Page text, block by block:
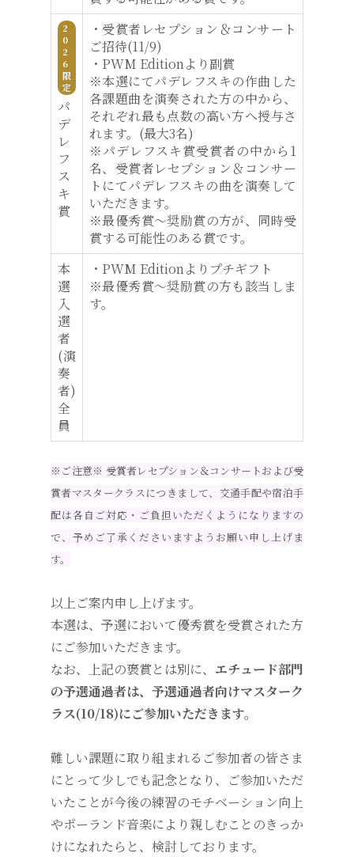
2
0
2
6
限
定
パ
デ
レ
フ
ス
キ
賞
・受賞者レセプション＆コンサート
ご招待(11/9)
・PWM Editionより副賞
※本選にてパデレフスキの作曲した
各課題曲を演奏された方の中から、
それぞれ最も点数の高い方へ授与さ
れます。(最大3名)
※パデレフスキ賞受賞者の中から1
名、受賞者レセプション＆コンサー
トにてパデレフスキの曲を演奏して
いただきます。
※最優秀賞～奨励賞の方が、同時受
賞する可能性のある賞です。
本
選
入
選
者
(演
奏
者)
全
員
・PWM Editionよりプチギフト
※最優秀賞～奨励賞の方も該当しま
す。
※ご注意※ 受賞者レセプション＆コンサートおよび受
賞者マスタークラスにつきまして、交通手配や宿泊手
配は各自ご対応・ご負担いただくようになりますの
で、予めご了承くださいますようお願い申し上げま
す。
以上ご案内申し上げます。
本選は、予選において優秀賞を受賞された方
にご参加いただきます。
なお、上記の褒賞とは別に、 エチュード部門
の予選通過者は、予選通過者向けマスターク
ラス(10/18)にご参加いただきます。
難しい課題に取り組まれるご参加者の皆さま
にとって少しでも記念となり、ご参加いただ
いたことが今後の練習のモチベーション向上
やポーランド音楽により親しむことのきっか
けになれたらと、検討しております。